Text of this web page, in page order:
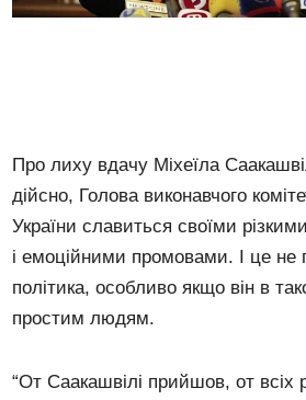
Про лиху вдачу Міхеїла
дійсно, Голова виконавчого
України славиться своїми
і емоційними промовами. І це не
політика, особливо якщо він в
простим людям.
“От Саакашвілі прийшов, от всіх